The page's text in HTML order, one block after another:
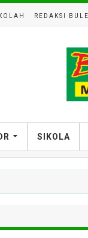
REDAKSI
SIKOLA